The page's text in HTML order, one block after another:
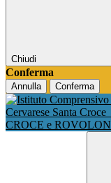
Chiudi
Conferma
Annulla Conferma
Cervarese Santa Croce
CROCE e ROVOLON